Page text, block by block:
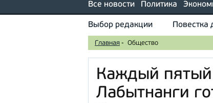
Все новости Политика
Выбор редакции Повестка
Главная - Общество
Каждый пятый
Лабытнанги